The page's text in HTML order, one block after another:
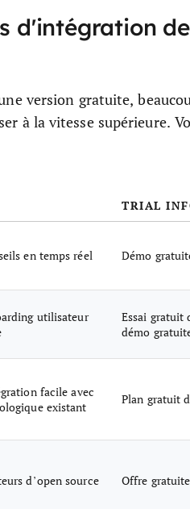
d'intégration
version gratuite,
à la vitesse supérieure.
TRIAL
en temps réel Démo
utilisateur
Essai gratuit
démo
facile avec
existant
Plan gratuit
d’open source Offre